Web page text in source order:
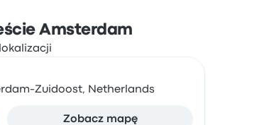
Amsterdam
Zuidoost, Netherlands
Zobacz mapę